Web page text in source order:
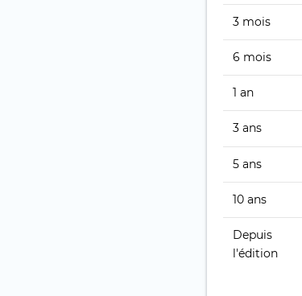
3 mois
6 mois
1 an
3 ans
5 ans
10 ans
Depuis
l'édition